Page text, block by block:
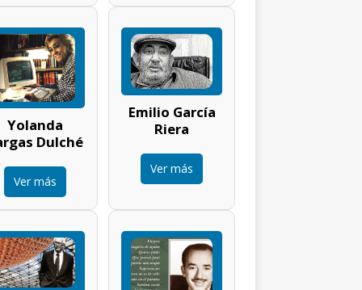
Yolanda
Dulché
Ver más
Emilio García
Riera
Ver más